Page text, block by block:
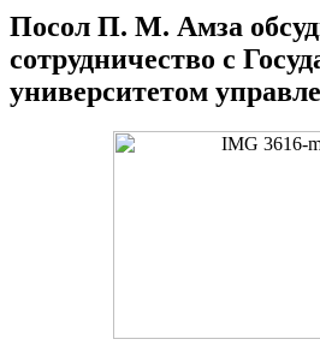
Посол П. М. Амза
сотрудничество с
университетом